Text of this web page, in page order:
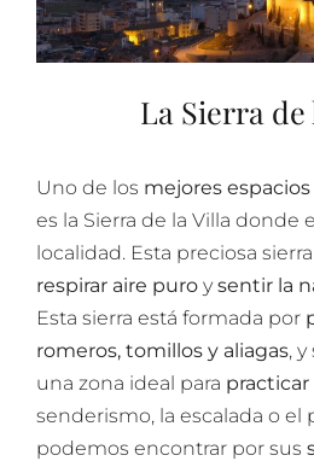
La Sierra de
Uno de los mejores
es la Sierra de la Villa donde
localidad. Esta preciosa
respirar aire puro ysentir la
Esta sierra está formada por
romeros, tomillos y aliagas,
una zona ideal para
senderismo, la escalada o el
podemos encontrar por sus